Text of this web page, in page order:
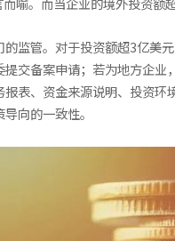
监管。对于投资额超3亿
交备案申请；若为地方企
表、资金来源说明、投资
向的一致性。